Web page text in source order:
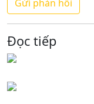
Đọc tiếp